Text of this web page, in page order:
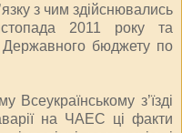
з чим здійснювались
2011 року та
бюджету по
з’їзді
аварії на ЧАЕС ці факти